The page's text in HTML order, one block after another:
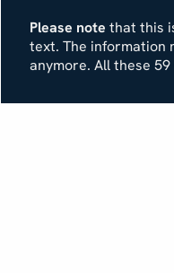
Please note that this
text. The information
anymore. All these